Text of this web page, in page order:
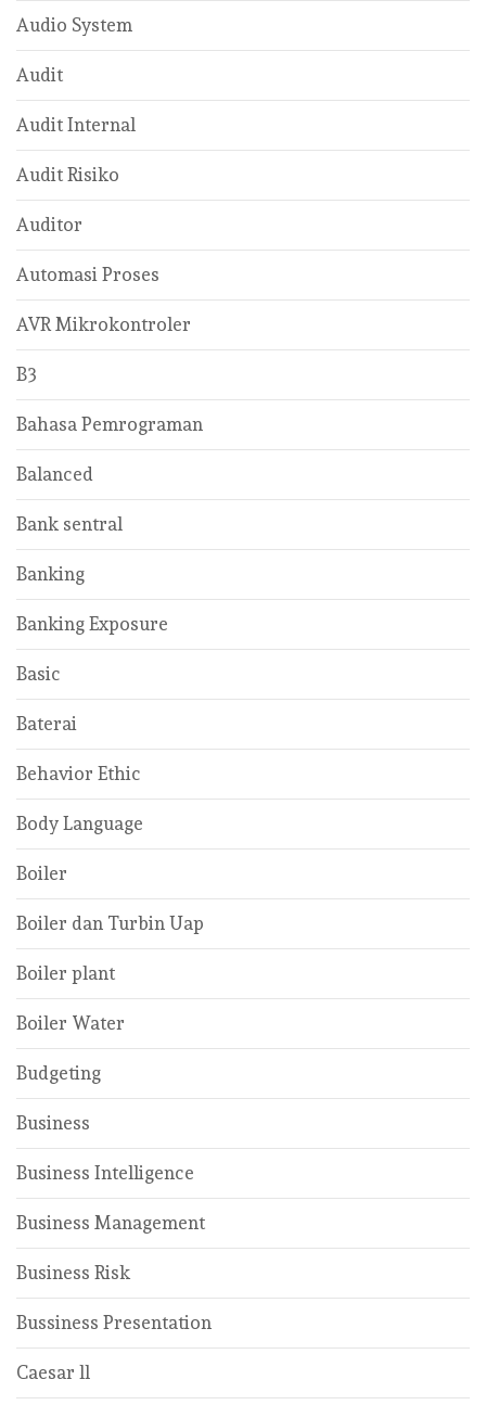
Audio System
Audit
Audit Internal
Audit Risiko
Auditor
Automasi Proses
AVR Mikrokontroler
B3
Bahasa Pemrograman
Balanced
Bank sentral
Banking
Banking Exposure
Basic
Baterai
Behavior Ethic
Body Language
Boiler
Boiler dan Turbin Uap
Boiler plant
Boiler Water
Budgeting
Business
Business Intelligence
Business Management
Business Risk
Bussiness Presentation
Caesar ll